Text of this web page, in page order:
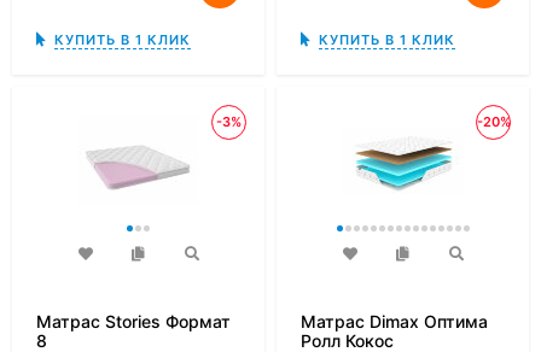
КУПИТЬ В 1 КЛИК КУПИТЬ В 1 КЛИК
-3%
Матрас Stories Формат
8
-20%
Матрас Dimax Оптима
Ролл Кокос